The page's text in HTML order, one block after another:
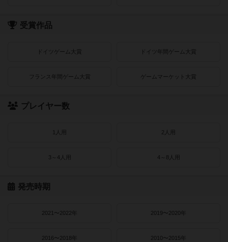
受賞作品
ドイツゲーム大賞 ドイツ年間ゲーム大賞
フランス年間ゲーム大賞 ゲームマーケット大賞
プレイヤー数
1人用 2人用
3～4人用 4～8人用
発売時期
2021〜2022年 2019〜2020年
2016〜2018年 2010〜2015年